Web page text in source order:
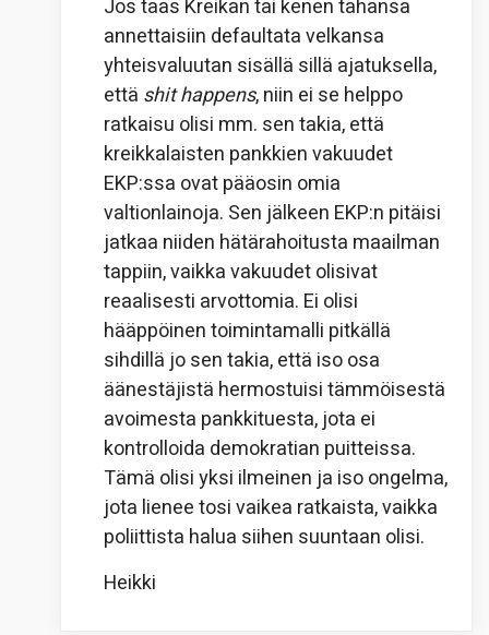
Jos taas Kreikan tai kenen tahansa
annettaisiin defaultata velkansa
yhteisvaluutan sisällä sillä ajatuksella,
että shit happens, niin ei se helppo
ratkaisu olisi mm. sen takia, että
kreikkalaisten pankkien vakuudet
EKP:ssa ovat pääosin omia
valtionlainoja. Sen jälkeen EKP:n pitäisi
jatkaa niiden hätärahoitusta maailman
tappiin, vaikka vakuudet olisivat
reaalisesti arvottomia. Ei olisi
hääppöinen toimintamalli pitkällä
sihdillä jo sen takia, että iso osa
äänestäjistä hermostuisi tämmöisestä
avoimesta pankkituesta, jota ei
kontrolloida demokratian puitteissa.
Tämä olisi yksi ilmeinen ja iso ongelma,
jota lienee tosi vaikea ratkaista, vaikka
poliittista halua siihen suuntaan olisi.
Heikki